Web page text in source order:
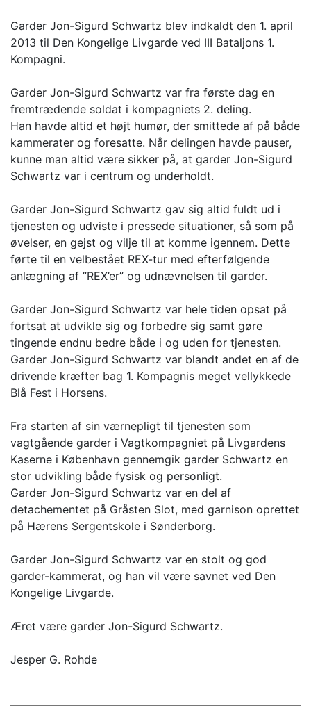
Garder Jon-Sigurd Schwartz blev indkaldt den 1. april
2013 til Den Kongelige Livgarde ved III Bataljons 1.
Kompagni.
Garder Jon-Sigurd Schwartz var fra første dag en
fremtrædende soldat i kompagniets 2. deling.
Han havde altid et højt humør, der smittede af på både
kammerater og foresatte. Når delingen havde pauser,
kunne man altid være sikker på, at garder Jon-Sigurd
Schwartz var i centrum og underholdt.
Garder Jon-Sigurd Schwartz gav sig altid fuldt ud i
tjenesten og udviste i pressede situationer, så som på
øvelser, en gejst og vilje til at komme igennem. Dette
førte til en velbestået REX-tur med efterfølgende
anlægning af ”REX’er” og udnævnelsen til garder.
Garder Jon-Sigurd Schwartz var hele tiden opsat på
fortsat at udvikle sig og forbedre sig samt gøre
tingende endnu bedre både i og uden for tjenesten.
Garder Jon-Sigurd Schwartz var blandt andet en af de
drivende kræfter bag 1. Kompagnis meget vellykkede
Blå Fest i Horsens.
Fra starten af sin værnepligt til tjenesten som
vagtgående garder i Vagtkompagniet på Livgardens
Kaserne i København gennemgik garder Schwartz en
stor udvikling både fysisk og personligt.
Garder Jon-Sigurd Schwartz var en del af
detachementet på Gråsten Slot, med garnison oprettet
på Hærens Sergentskole i Sønderborg.
Garder Jon-Sigurd Schwartz var en stolt og god
garder-kammerat, og han vil være savnet ved Den
Kongelige Livgarde.
Æret være garder Jon-Sigurd Schwartz.
Jesper G. Rohde